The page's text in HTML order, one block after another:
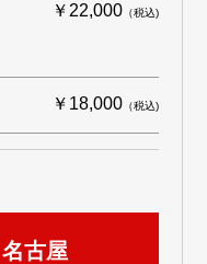
￥22,000 （税込)
￥18,000 （税込)
古屋